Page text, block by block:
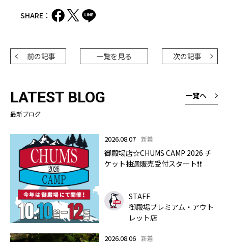
SHARE：
前の記事 一覧を見る 次の記事
LATEST BLOG
最新ブログ
一覧へ
2026.08.07 新着
御殿場店☆CHUMS CAMP 2026 チ
ケット抽選販売受付スタート❗❗
STAFF
御殿場プレミアム・アウト
レット店
2026.08.06 新着